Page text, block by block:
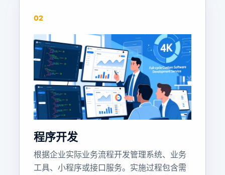
02
程序开发
根据企业实际业务流程开发管理系统、业务
工具、小程序或接口服务。实施过程包含需